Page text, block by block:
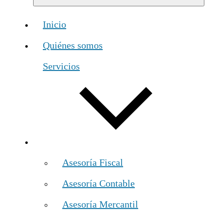
Inicio
Quiénes somos
Servicios
Asesoría Fiscal
Asesoría Contable
Asesoría Mercantil